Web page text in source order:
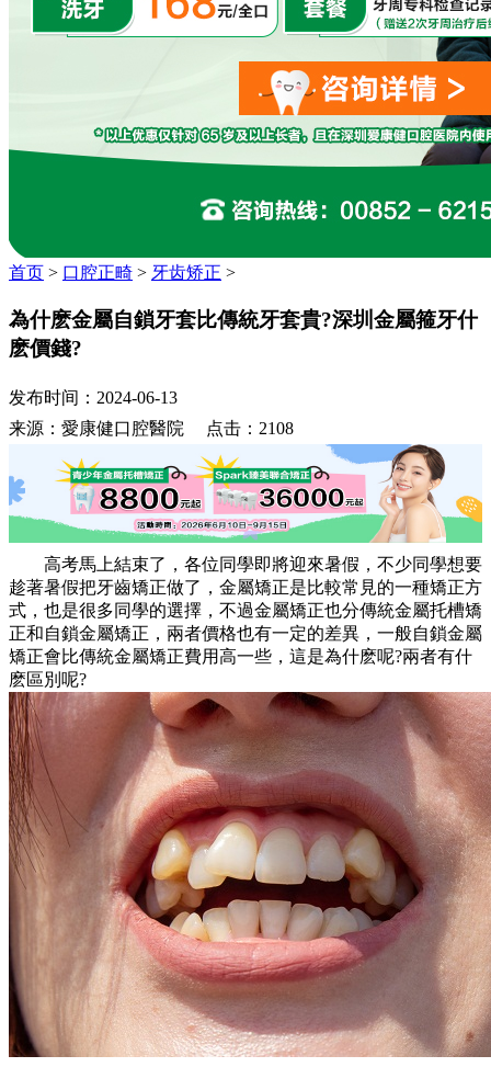
首页 > 口腔正畸 > 牙齿矫正 >
為什麽金屬自鎖牙套比傳統牙套貴?深圳金屬箍牙什
麽價錢?
发布时间：2024-06-13
来源：愛康健口腔醫院 点击：2108
高考馬上結束了，各位同學即將迎來暑假，不少同學想要
趁著暑假把牙齒矯正做了，金屬矯正是比較常見的一種矯正方
式，也是很多同學的選擇，不過金屬矯正也分傳統金屬托槽矯
正和自鎖金屬矯正，兩者價格也有一定的差異，一般自鎖金屬
矯正會比傳統金屬矯正費用高一些，這是為什麽呢?兩者有什
麽區別呢?